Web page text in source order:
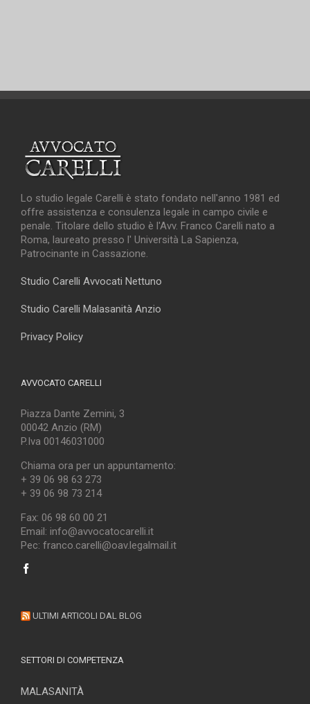
Lo studio legale Carelli è stato fondato nell'anno 1981 ed
offre assistenza e consulenza legale in campo civile e
penale. Titolare dello studio è l'Avv. Franco Carelli nato a
Roma, laureato presso l' Università La Sapienza,
Patrocinante in Cassazione.
Studio Carelli Avvocati Nettuno
Studio Carelli Malasanità Anzio
Privacy Policy
AVVOCATO CARELLI
Piazza Dante Zemini, 3
00042 Anzio (RM)
P.Iva 00146031000
Chiama ora per un appuntamento:
+ 39 06 98 63 273
+ 39 06 98 73 214
Fax: 06 98 60 00 21
Email: info@avvocatocarelli.it
Pec: franco.carelli@oav.legalmail.it
ULTIMI ARTICOLI DAL BLOG
SETTORI DI COMPETENZA
MALASANITÀ